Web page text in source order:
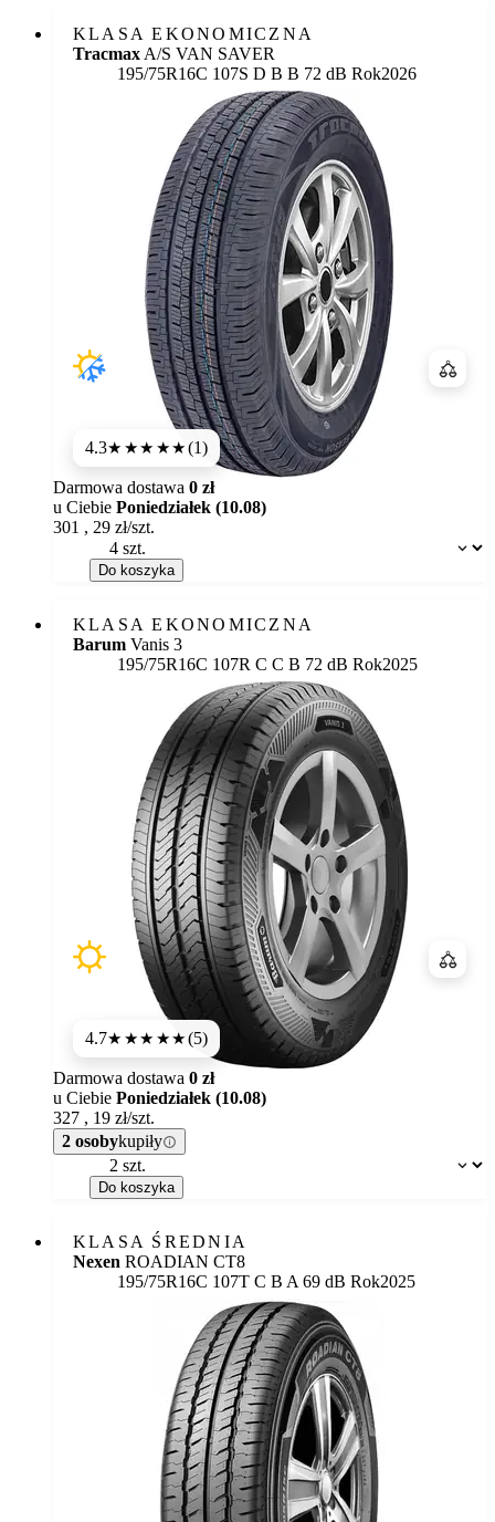
KLASA EKONOMICZNA
Tracmax A/S VAN SAVER
195/75R16C 107S Etykieta:
D B B 72 dB Rok2026
4.3★★★★★(1)
Dostępność:
Darmowa dostawa 0 zł
u Ciebie Poniedziałek (10.08)
301 , 29 zł/szt.
Do koszyka
KLASA EKONOMICZNA
Barum Vanis 3
195/75R16C 107R Etykieta:
C C B 72 dB Rok2025
4.7★★★★★(5)
Dostępność:
Darmowa dostawa 0 zł
u Ciebie Poniedziałek (10.08)
327 , 19 zł/szt.
2 osobykupiły
Do koszyka
KLASA ŚREDNIA
Nexen ROADIAN CT8
195/75R16C 107T Etykieta:
C B A 69 dB Rok2025